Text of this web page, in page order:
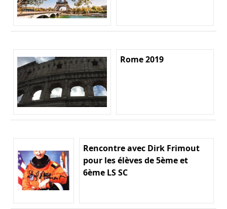
Rome 2019
Rencontre avec Dirk Frimout
pour les élèves de 5ème et
6ème LS SC